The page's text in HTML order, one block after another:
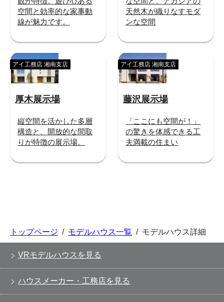
空間と効率的な家事動
線が魅力です。
天然木が織りなすモダ
ンな空間
厚木展示場
アイ工務店 湘南支店
縦空間を活かした多層
構造と、開放的な間取
りが特徴の展示場。
藤沢展示場
アイ工務店 湘南支店
「ここにも空間が！」
の驚きを体感できる工
夫満載の住まい
トップページ / モデルハウス一覧 / モデルハウス詳細
VRモデルハウスを見る
ハウスメーカー・工務店を見る